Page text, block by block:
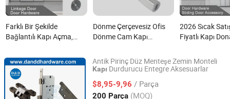
Farklı Bir Şekilde
Bağlantılı Kapı Açma,
Rulmanı, Sorunsuz İşlem
için Premium Kayar Kapı
Sistemi Aksesuarları
nedir?
Dönme Çerçevesiz Ofis
Dönme Cam Kapı
626 nedir?
2026 Sıcak
Fiyatlı Kapı
80kg Dar
Çerçeve
Antik Pirinç Düz Menteşe Zemin Monteli
Kapı Durdurucu Entegre Aksesuarlar
$8,95-9,96 / Parça
200 Parça (MOQ)
D&D Hardware Industrial Co., Ltd.
Guangdong, China Fiyat 2020